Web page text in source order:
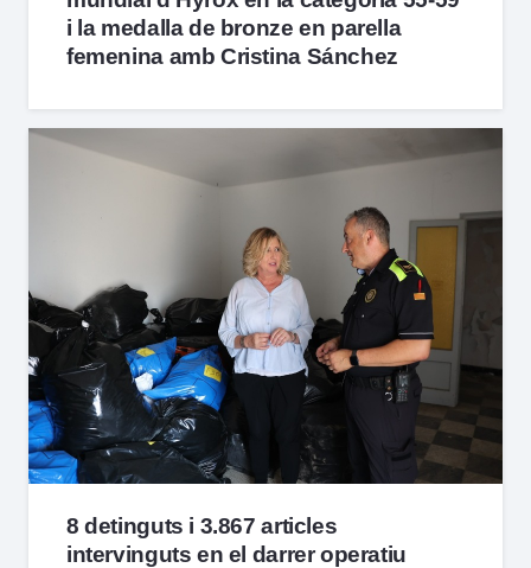
i la medalla de bronze en parella
femenina amb Cristina Sánchez
8 detinguts i 3.867 articles
intervinguts en el darrer operatiu